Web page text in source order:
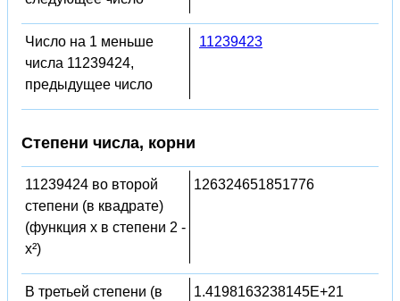
Число на 1 меньше
числа 11239424,
предыдущее число
11239423
Степени числа, корни
11239424 во второй
степени (в квадрате)
(функция x в степени 2 -
x²)
126324651851776
В третьей степени (в
1.4198163238145E+21